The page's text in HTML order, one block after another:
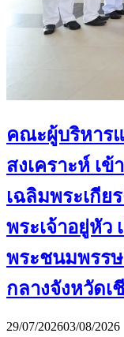
คณะผู้บริหาร
สงเคราะห์ เ
เฉลิมพระเกีย
พระเจ้าอยู่หัว
พระชนมพรรษ
กลางจังหวัดเ
29/07/202603/08/2026